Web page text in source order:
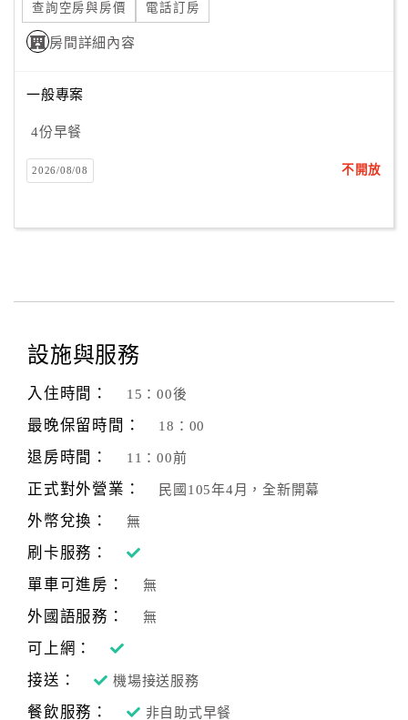
查詢空房與房價 電話訂房
房間詳細內容
一般專案
4份早餐
2026/08/08 不開放
設施與服務
入住時間： 15：00後
最晚保留時間： 18：00
退房時間： 11：00前
正式對外營業： 民國105年4月，全新開幕
外幣兌換： 無
刷卡服務：
單車可進房：
無
外國語服務： 無
可上網：
接送：
機場接送服務
餐飲服務： 非自助式早餐